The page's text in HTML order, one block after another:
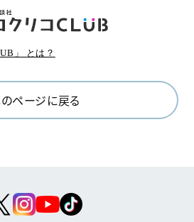
」 とは？
ページに戻る